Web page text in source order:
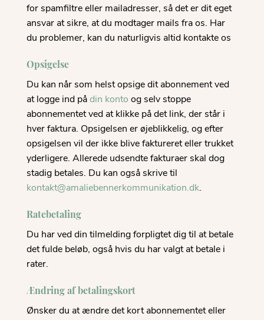
for spamfiltre eller mailadresser, så det er dit eget
ansvar at sikre, at du modtager mails fra os. Har
du problemer, kan du naturligvis altid kontakte os
Opsigelse
Du kan når som helst opsige dit abonnement ved
at logge ind på din konto og selv stoppe
abonnementet ved at klikke på det link, der står i
hver faktura. Opsigelsen er øjeblikkelig, og efter
opsigelsen vil der ikke blive faktureret eller trukket
yderligere. Allerede udsendte fakturaer skal dog
stadig betales. Du kan også skrive til
kontakt@amaliebennerkommunikation.dk.
Ratebetaling
Du har ved din tilmelding forpligtet dig til at betale
det fulde beløb, også hvis du har valgt at betale i
rater.
Ændring af betalingskort
Ønsker du at ændre det kort abonnementet eller